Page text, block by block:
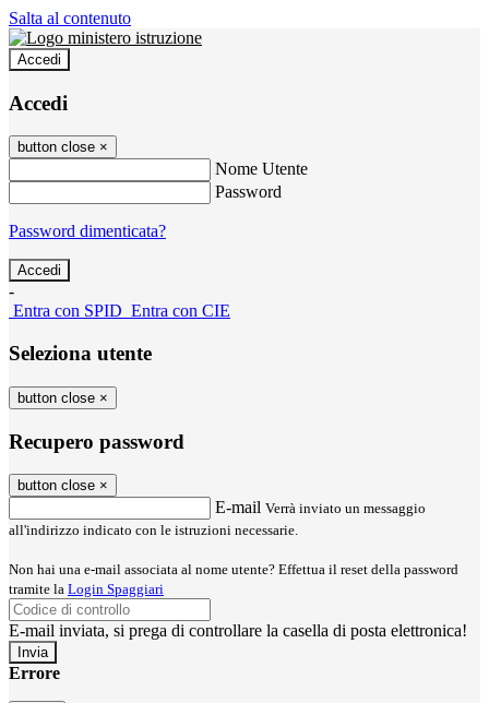
Salta al contenuto
Accedi
Accedi
button close ×
Nome Utente
Password
Password dimenticata?
-
Entra con SPID Entra con CIE
Seleziona utente
button close ×
Recupero password
button close ×
E-mail Verrà inviato un messaggio
all'indirizzo indicato con le istruzioni necessarie.
Non hai una e-mail associata al nome utente? Effettua il reset della password
tramite la Login Spaggiari
E-mail inviata, si prega di controllare la casella di posta elettronica!
Errore